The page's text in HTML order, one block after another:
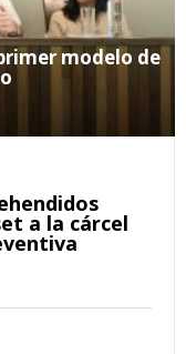
modelo de
a la cárcel